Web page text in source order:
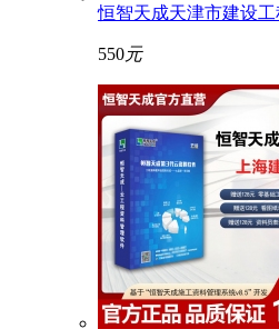
恒智天成天津市建设
550元